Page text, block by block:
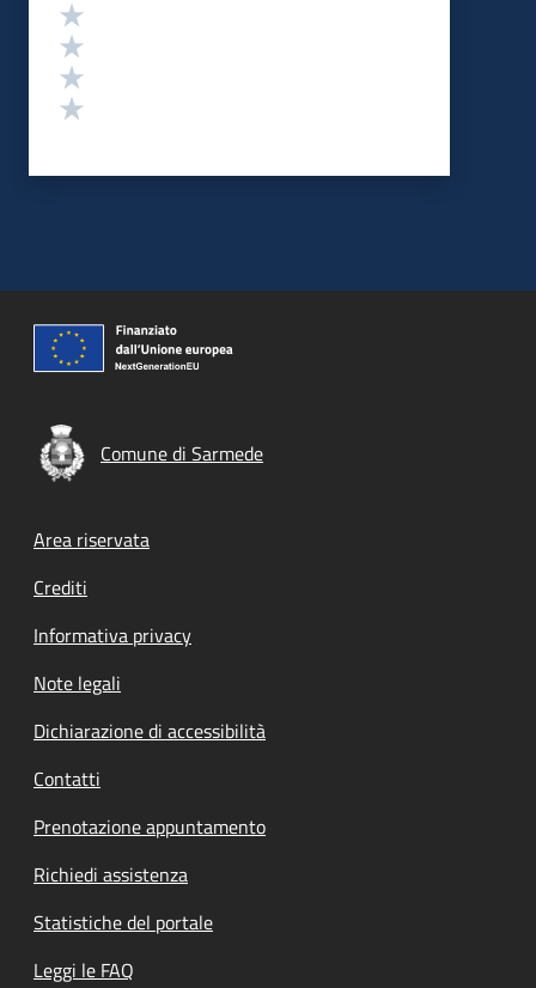
Comune di Sarmede
Footer menu
Area riservata
Crediti
Informativa privacy
Note legali
Dichiarazione di accessibilità
Contatti
Prenotazione appuntamento
Richiedi assistenza
Statistiche del portale
Leggi le FAQ